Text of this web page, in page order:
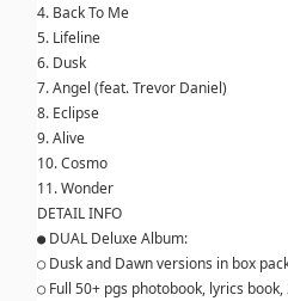
4. Back To Me
5. Lifeline
6. Dusk
7. Angel (feat. Trevor Daniel)
8. Eclipse
9. Alive
10. Cosmo
11. Wonder
DETAIL INFO
● DUAL Deluxe Album:
○ Dusk and Dawn versions in box
○ Full 50+ pgs photobook, lyrics